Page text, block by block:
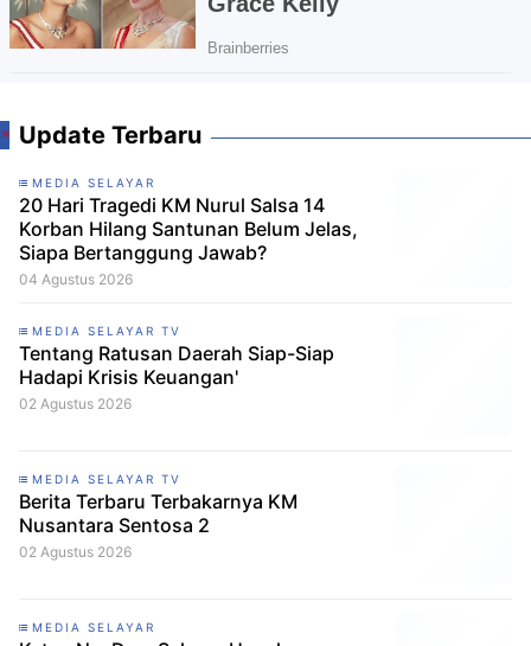
Update Terbaru
MEDIA SELAYAR
20 Hari Tragedi KM Nurul Salsa 14
Korban Hilang Santunan Belum Jelas,
Siapa Bertanggung Jawab?
04 Agustus 2026
MEDIA SELAYAR TV
Tentang Ratusan Daerah Siap-Siap
Hadapi Krisis Keuangan'
02 Agustus 2026
MEDIA SELAYAR TV
Berita Terbaru Terbakarnya KM
Nusantara Sentosa 2
02 Agustus 2026
MEDIA SELAYAR